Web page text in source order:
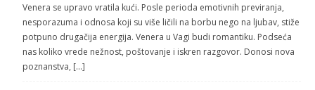
Venera se upravo vratila kući. Posle perioda emotivnih previranja,
nesporazuma i odnosa koji su više ličili na borbu nego na ljubav, stiže
potpuno drugačija energija. Venera u Vagi budi romantiku. Podseća
nas koliko vrede nežnost, poštovanje i iskren razgovor. Donosi nova
poznanstva, […]